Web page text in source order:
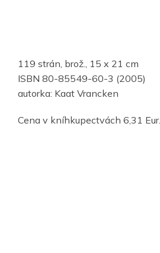
119 strán, brož., 15 x 21 cm
ISBN 80-85549-60-3 (2005)
autorka: Kaat Vrancken
Cena v kníhkupectvách 6,31 Eur.